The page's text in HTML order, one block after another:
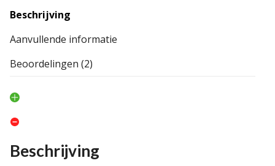
Beschrijving
Aanvullende informatie
Beoordelingen (2)
Beschrijving